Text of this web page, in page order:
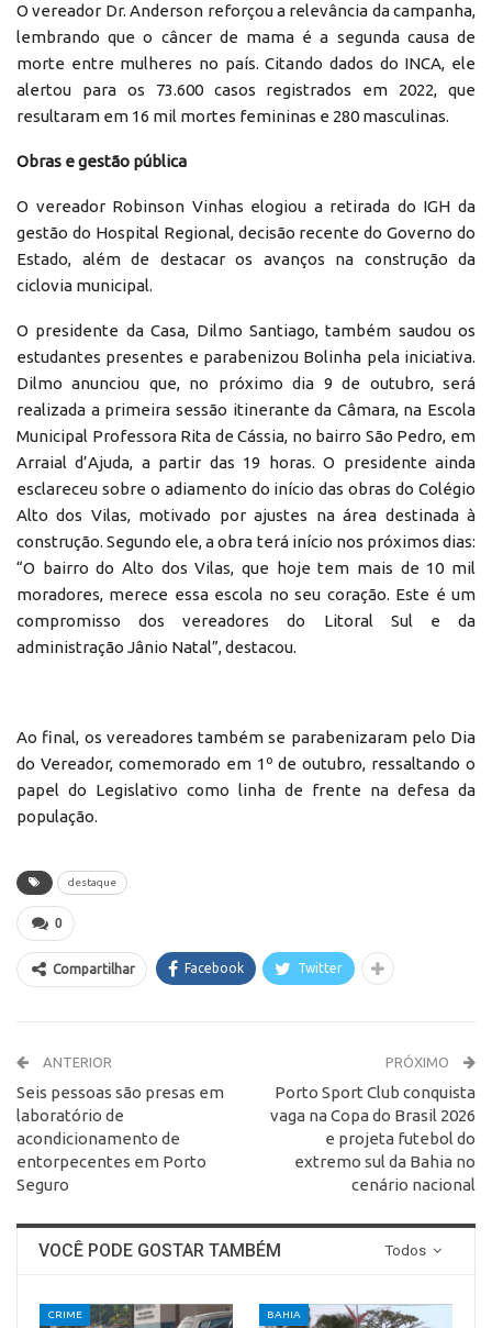
O vereador Dr. Anderson reforçou a relevância da campanha,
lembrando que o câncer de mama é a segunda causa de
morte entre mulheres no país. Citando dados do INCA, ele
alertou para os 73.600 casos registrados em 2022, que
resultaram em 16 mil mortes femininas e 280 masculinas.
Obras e gestão pública
O vereador Robinson Vinhas elogiou a retirada do IGH da
gestão do Hospital Regional, decisão recente do Governo do
Estado, além de destacar os avanços na construção da
ciclovia municipal.
O presidente da Casa, Dilmo Santiago, também saudou os
estudantes presentes e parabenizou Bolinha pela iniciativa.
Dilmo anunciou que, no próximo dia 9 de outubro, será
realizada a primeira sessão itinerante da Câmara, na Escola
Municipal Professora Rita de Cássia, no bairro São Pedro, em
Arraial d’Ajuda, a partir das 19 horas. O presidente ainda
esclareceu sobre o adiamento do início das obras do Colégio
Alto dos Vilas, motivado por ajustes na área destinada à
construção. Segundo ele, a obra terá início nos próximos dias:
“O bairro do Alto dos Vilas, que hoje tem mais de 10 mil
moradores, merece essa escola no seu coração. Este é um
compromisso dos vereadores do Litoral Sul e da
administração Jânio Natal”, destacou.
Ao final, os vereadores também se parabenizaram pelo Dia
do Vereador, comemorado em 1º de outubro, ressaltando o
papel do Legislativo como linha de frente na defesa da
população.
destaque
0
Compartilhar Facebook Twitter
ANTERIOR
Seis pessoas são presas em
laboratório de
acondicionamento de
entorpecentes em Porto
Seguro
PRÓXIMO
Porto Sport Club conquista
vaga na Copa do Brasil 2026
e projeta futebol do
extremo sul da Bahia no
cenário nacional
Todos
VOCÊ PODE GOSTAR TAMBÉM
CRIME BAHIA